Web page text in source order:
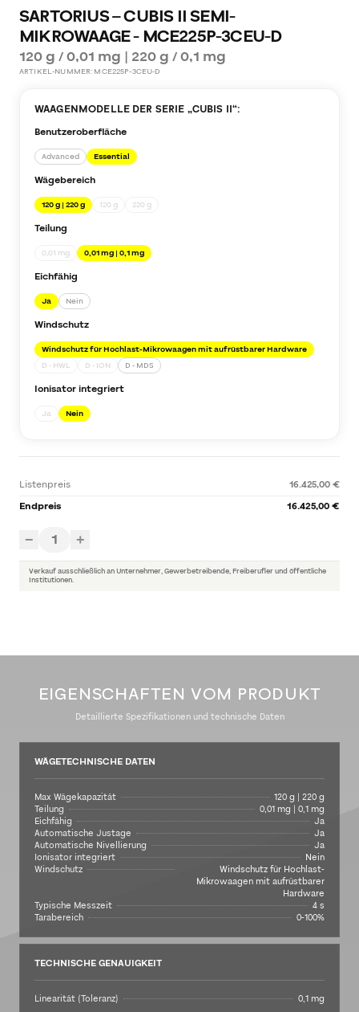
SARTORIUS – CUBIS II SEMI-
MIKROWAAGE - MCE225P-3CEU-D
120 g / 0,01 mg | 220 g / 0,1 mg
ARTIKEL-NUMMER: MCE225P-3CEU-D
WAAGENMODELLE DER SERIE „CUBIS II“:
Benutzeroberfläche
Advanced Essential
Wägebereich
120 g | 220 g 120 g 220 g
Teilung
0,01 mg 0,01 mg | 0,1 mg
Eichfähig
Ja Nein
Windschutz
Windschutz für Hochlast-Mikrowaagen mit aufrüstbarer Hardware
D - HWL
D - ION D - MDS
Ionisator integriert
Ja Nein
Listenpreis
16.425,00 €
Endpreis
16.425,00 €
− 1 +
Verkauf ausschließlich an Unternehmer, Gewerbetreibende, Freiberufler und öffentliche
Institutionen.
EIGENSCHAFTEN VOM PRODUKT
Detaillierte Spezifikationen und technische Daten
WÄGETECHNISCHE DATEN
Max Wägekapazität
120 g | 220 g
Teilung
0,01 mg | 0,1 mg
Eichfähig
Ja
Automatische Justage
Ja
Automatische Nivellierung
Ja
Ionisator integriert
Nein
Windschutz
Windschutz für Hochlast-
Mikrowaagen mit aufrüstbarer
Hardware
Typische Messzeit
4 s
Tarabereich
0-100%
TECHNISCHE GENAUIGKEIT
Linearität (Toleranz) 0,1 mg